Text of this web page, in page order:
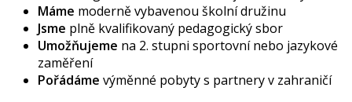
Máme moderně vybavenou školní družinu
Jsme plně kvalifikovaný pedagogický sbor
Umožňujeme na 2. stupni sportovní nebo jazykové
zaměření
Pořádáme výměnné pobyty s partnery v zahraničí